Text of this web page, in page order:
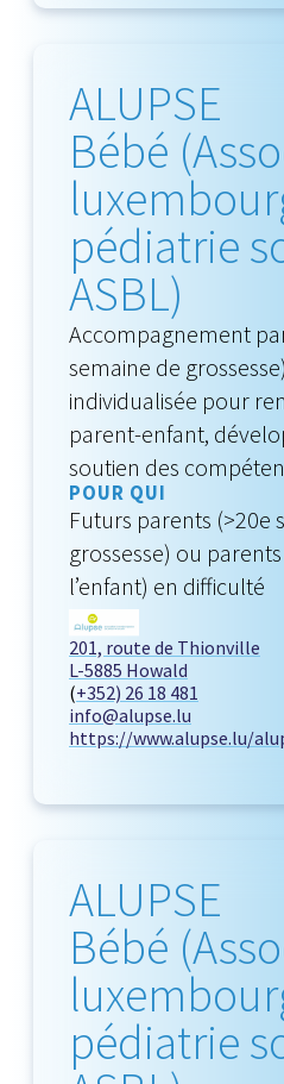
ALUPSE
Bébé
pédiatrie
ASBL)
Accompagnement
semaine de
individualisée pour
parent-enfant,
soutien des
POUR QUI
Futurs parents (>20e
grossesse) ou
l’enfant) en difficulté
201, route de Thionville
L-5885 Howald
(+352) 26 18 481
info@alupse.lu
https://www.alupse.lu/
ALUPSE
Bébé
pédiatrie